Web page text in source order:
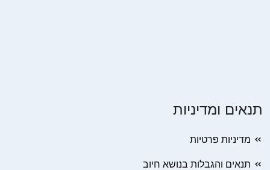
תנאים ומדיניות
מדיניות פרטיות
תנאים והגבלות בנושא חיוב